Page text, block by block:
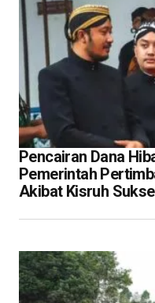
Pencairan Dana
Pemerintah
Akibat Kisruh